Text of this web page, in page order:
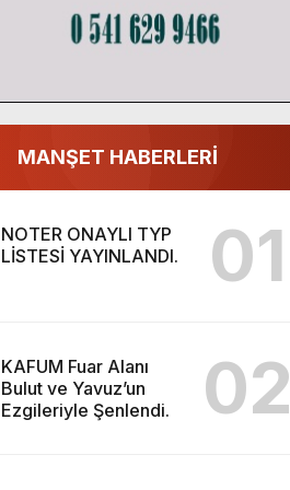
MANŞET HABERLERİ
NOTER ONAYLI TYP
LİSTESİ YAYINLANDI.
01
KAFUM Fuar Alanı
Bulut ve Yavuz’un
Ezgileriyle Şenlendi.
02